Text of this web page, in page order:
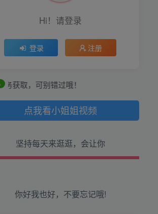
Hi！请登录
登录 注册
别错过哦！
点我看小姐姐视频
坚持每天来逛逛，会让你
生活也美好了！
心情也舒畅了！
走路也有劲了！
腰也不酸了！
你好我也好，不要忘记哦!